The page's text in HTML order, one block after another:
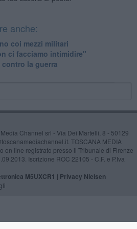
anche:
coi mezzi militari
ci facciamo intimidire"
la guerra
Channel srl - Via Dei Martelli, 8 - 50129
TOSCANA MEDIA
on line registrato presso il Tribunale di Firenze
Iscrizione ROC 22105 - C.F. e P.Iva
M5UXCR1 | Privacy Nielsen